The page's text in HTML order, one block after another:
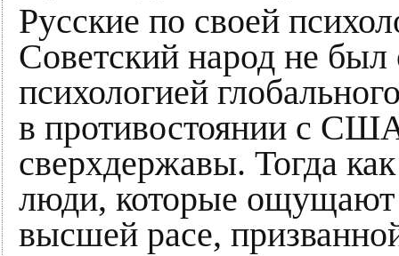
Русские по своей
Советский народ не
психологией
в противостоянии с
сверхдержавы. Тогда
люди, которые
высшей расе,